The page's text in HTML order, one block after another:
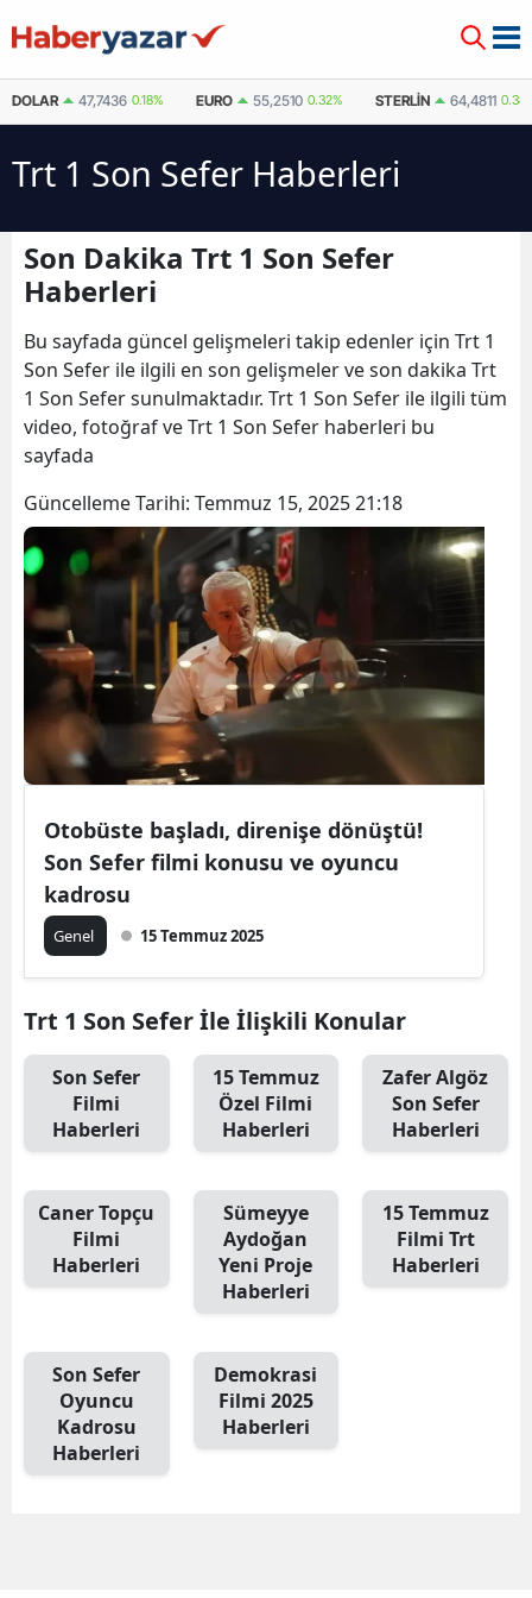
DOLAR 47,7436 0.18% EURO 55,2510 0.32% STERLIN 64,4811
Trt 1 Son Sefer Haberleri
Son Dakika Trt 1 Son Sefer
Haberleri
Bu sayfada güncel gelişmeleri takip edenler için Trt 1
Son Sefer ile ilgili en son gelişmeler ve son dakika Trt
1 Son Sefer sunulmaktadır. Trt 1 Son Sefer ile ilgili tüm
video, fotoğraf ve Trt 1 Son Sefer haberleri bu
sayfada
Güncelleme Tarihi: Temmuz 15, 2025 21:18
Otobüste başladı, direnişe dönüştü!
Son Sefer filmi konusu ve oyuncu
kadrosu
Genel 15 Temmuz 2025
Trt 1 Son Sefer İle İlişkili Konular
Son Sefer
Filmi
Haberleri
15 Temmuz
Özel Filmi
Haberleri
Zafer Algöz
Son Sefer
Haberleri
Caner Topçu
Filmi
Haberleri
Sümeyye
Aydoğan
Yeni Proje
Haberleri
15 Temmuz
Filmi Trt
Haberleri
Son Sefer
Oyuncu
Kadrosu
Haberleri
Demokrasi
Filmi 2025
Haberleri